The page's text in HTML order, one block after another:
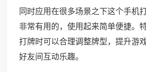
同时应用在很多场景之下这个手机
非常有用的，使用起来简单便捷。
打牌时可以合理调整牌型，提升游
好友间互动乐趣。